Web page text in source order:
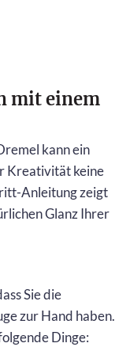
mit einem
kann ein
Kreativität keine
Anleitung zeigt
Glanz Ihrer
Sie die
zur Hand haben.
Dinge: